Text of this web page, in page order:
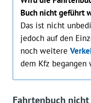
Buch nicht geführt
Das ist nicht
jedoch auf den
noch weitere
dem Kfz begangen
Fahrtenbuch